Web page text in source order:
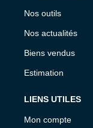
Nos outils
Nos actualités
Biens vendus
Estimation
LIENS UTILES
Mon compte